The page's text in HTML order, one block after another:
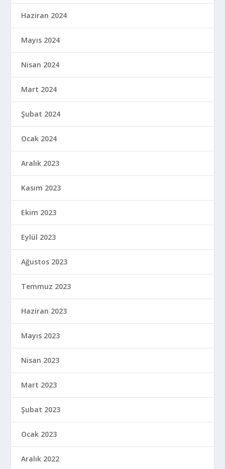
Haziran 2024
Mayıs 2024
Nisan 2024
Mart 2024
Şubat 2024
Ocak 2024
Aralık 2023
Kasım 2023
Ekim 2023
Eylül 2023
Ağustos 2023
Temmuz 2023
Haziran 2023
Mayıs 2023
Nisan 2023
Mart 2023
Şubat 2023
Ocak 2023
Aralık 2022